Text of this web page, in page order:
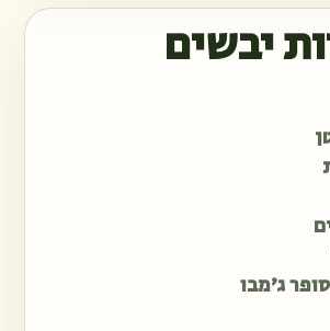
יבשים
ג׳מבו